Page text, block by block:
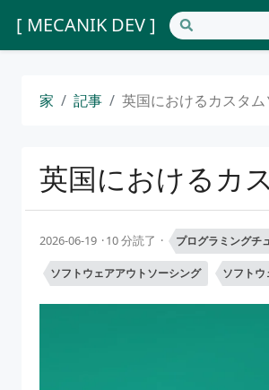
[ MECANIK DEV ]
家 記事 英国におけるカスタ
英国におけるカ
2026-06-19 10 分読了 プログラミングチ
ソフトウェアアウトソーシング ソフト